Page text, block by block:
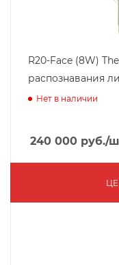
R20-Face (8W)
распознавания
Нет в наличии
240 000 руб./